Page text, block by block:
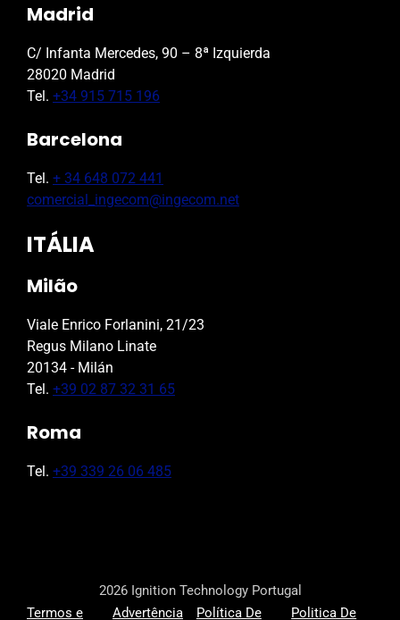
Madrid
C/ Infanta Mercedes, 90 – 8ª Izquierda
28020 Madrid
Tel. +34 915 715 196
Barcelona
Tel. + 34 648 072 441
comercial_ingecom@ingecom.net
ITÁLIA
Milão
Viale Enrico Forlanini, 21/23
Regus Milano Linate
20134 - Milán
Tel. +39 02 87 32 31 65
Roma
Tel. +39 339 26 06 485
2026 Ignition Technology Portugal
Termos e
Advertência Política De Politica De